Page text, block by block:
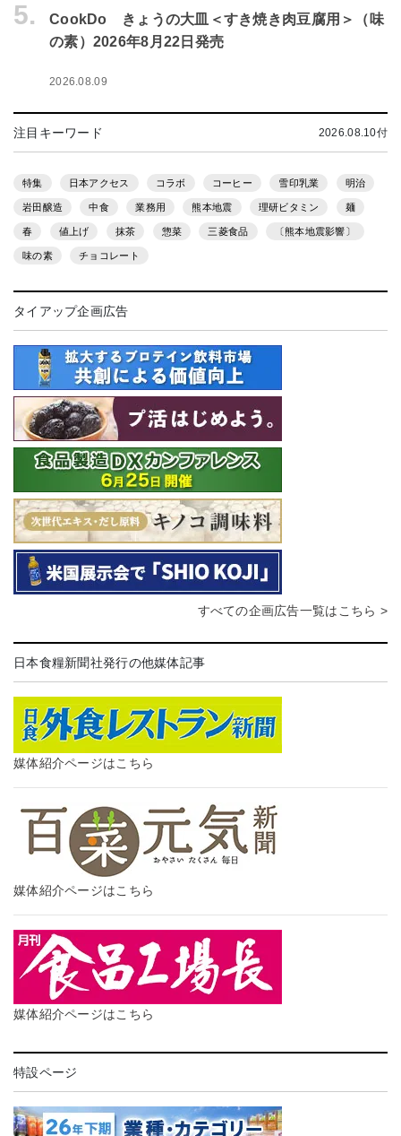
5.
CookDo きょうの大皿＜すき焼き肉豆腐用＞（味
の素）2026年8月22日発売
2026.08.09
注目キーワード 2026.08.10付
特集 日本アクセス コラボ コーヒー 雪印乳業 明治
岩田醸造 中食 業務用 熊本地震 理研ビタミン 麺
春 値上げ 抹茶 惣菜 三菱食品 〔熊本地震影響〕
味の素 チョコレート
タイアップ企画広告
すべての企画広告一覧はこちら >
日本食糧新聞社発行の他媒体記事
媒体紹介ページはこちら
媒体紹介ページはこちら
媒体紹介ページはこちら
特設ページ